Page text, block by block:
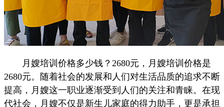
月嫂培训价格多少钱？2680元，月嫂培训价格是
2680元。随着社会的发展和人们对生活品质的追求不断
提高，月嫂这一职业逐渐受到人们的关注和青睐。在现
代社会，月嫂不仅是新生儿家庭的得力助手，更是承担